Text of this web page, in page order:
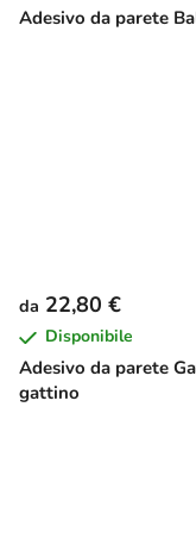
Adesivo da parete
Adesivo da parete
gattino
da 22,80 €
Disponibile